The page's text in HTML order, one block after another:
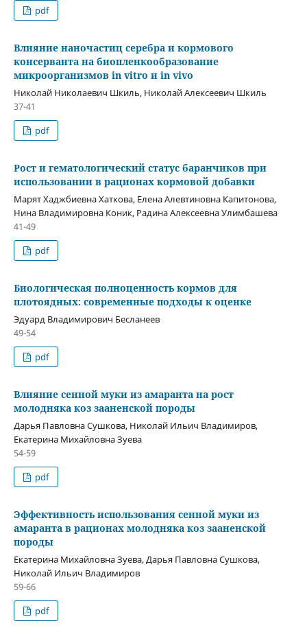
pdf
Влияние наночастиц серебра и кормового
консерванта на биопленкообразование
микроорганизмов in vitro и in vivo
Николай Николаевич Шкиль, Николай Алексеевич Шкиль
37-41
pdf
Рост и гематологический статус баранчиков при
использовании в рационах кормовой добавки
Марят Хаджбиевна Хаткова, Елена Алевтиновна Капитонова,
Нина Владимировна Коник, Радина Алексеевна Улимбашева
41-49
pdf
Биологическая полноценность кормов для
плотоядных: современные подходы к оценке
Эдуард Владимирович Бесланеев
49-54
pdf
Влияние сенной муки из амаранта на рост
молодняка коз зааненской породы
Дарья Павловна Сушкова, Николай Ильич Владимиров,
Екатерина Михайловна Зуева
54-59
pdf
Эффективность использования сенной муки из
амаранта в рационах молодняка коз зааненской
породы
Екатерина Михайловна Зуева, Дарья Павловна Сушкова,
Николай Ильич Владимиров
59-66
pdf